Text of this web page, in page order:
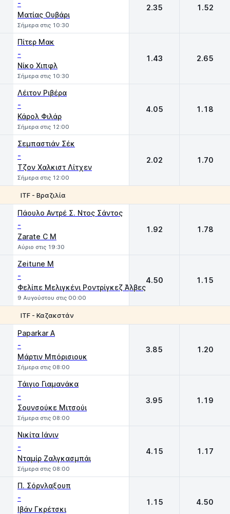
-
Ματίας Ουβάρι
Σήμερα στις 10:30
2.35 1.52
Πίτερ Μακ
-
Νίκο Χιπφλ
Σήμερα στις 10:30
1.43 2.65
Λέιτον Ριβέρα
-
Κάρολ Φιλάρ
Σήμερα στις 12:00
4.05 1.18
Σεμπαστιάν Σέκ
-
Τζον Χαλκιστ Λίτχεν
Σήμερα στις 12:00
2.02 1.70
ITF - Βραζιλία
Πάουλο Αντρέ Σ. Ντος Σάντος
-
Zarate C M
Αύριο στις 19:30
1.92 1.78
Zeitune M
-
Φελίπε Μελιγκένι Ροντρίγκεζ Άλβες
9 Αυγούστου στις 00:00
4.50 1.15
ITF - Καζακστάν
Paparkar A
-
Μάρτιν Μπόρισιουκ
Σήμερα στις 08:00
3.85 1.20
Τάιγιο Γιαμανάκα
-
Σουνσούκε Μιτσούι
Σήμερα στις 08:00
3.95 1.19
Νικίτα Ιάνιν
-
Νταμίρ Ζαλγκασμπάι
Σήμερα στις 08:00
4.15 1.17
Π. Σόρνλαξουπ
-
Ιβάν Γκρέτσκι
1.15 4.50